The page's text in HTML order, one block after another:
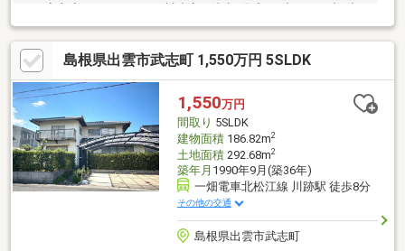
きで安心◆マックスバリュ川跡店 徒歩9分◆セブンイレブン出
雲武志町店 徒歩3分◆北陽小学校 徒歩5分◆第三中学校 徒歩
38分理想の住まいづくりを応援！追加リフォーム相談可※弊社指
定業者による施工・費用別途買いたい家がある住みたい家にする
ＬＩＸＩＬ不動産ショップ■■■━━━━━━━━物件見学のご希
望は TEL：0853-31-8980━━━━━━ ━━■■■
島根県出雲市武志町 1,550万円 5SLDK
1,550万円
間取り 5SLDK
建物面積186.82m2
土地面積292.68m2
築年月 1990年9月(築36年)
一畑電車北松江線 川跡駅 徒歩8分
その他の交通
島根県出雲市武志町